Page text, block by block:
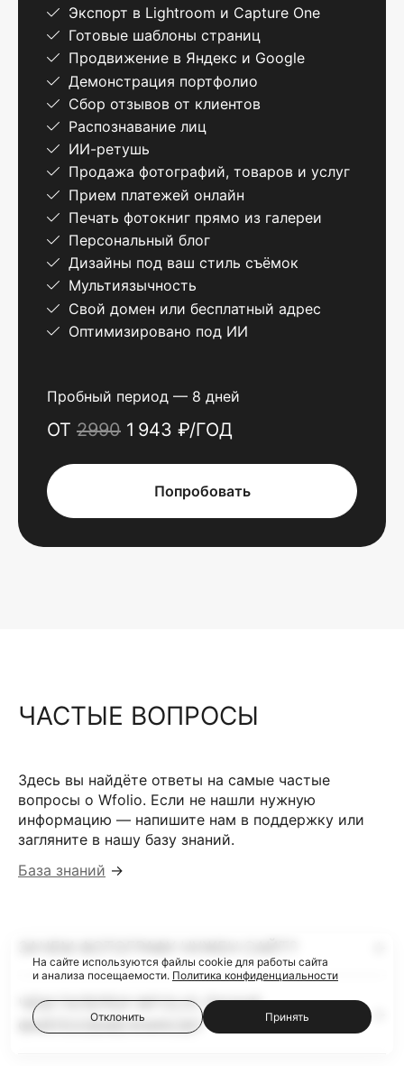
Экспорт в Lightroom и Capture One
Готовые шаблоны страниц
Продвижение в Яндекс и Google
Демонстрация портфолио
Сбор отзывов от клиентов
Распознавание лиц
ИИ-ретушь
Продажа фотографий, товаров и услуг
Прием платежей онлайн
Печать фотокниг прямо из галереи
Персональный блог
Дизайны под ваш стиль съёмок
Мультиязычность
Свой домен или бесплатный адрес
Оптимизировано под ИИ
Пробный период — 8 дней
ОТ 2990 1 943 ₽/ГОД
Попробовать
ЧАСТЫЕ ВОПРОСЫ
Здесь вы найдёте ответы на самые частые
вопросы о Wfolio. Если не нашли нужную
информацию — напишите нам в поддержку или
загляните в нашу базу знаний.
База знаний →
ЧЕМ ГАЛЕРЕИ WFOLIO ЛУЧШЕ
ФАЙЛООБМЕННИКОВ?
На сайте используются файлы cookie для работы сайта
и анализа посещаемости. Политика конфиденциальности
Отклонить Принять